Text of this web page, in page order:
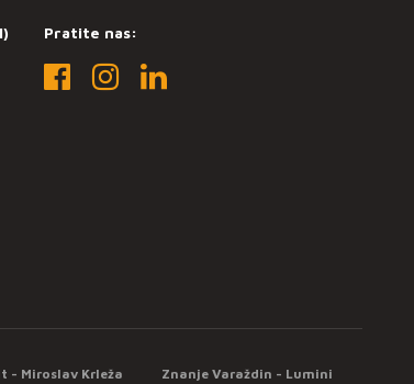
Pratite nas:
- Miroslav Krleža
Znanje Varaždin - Lumini